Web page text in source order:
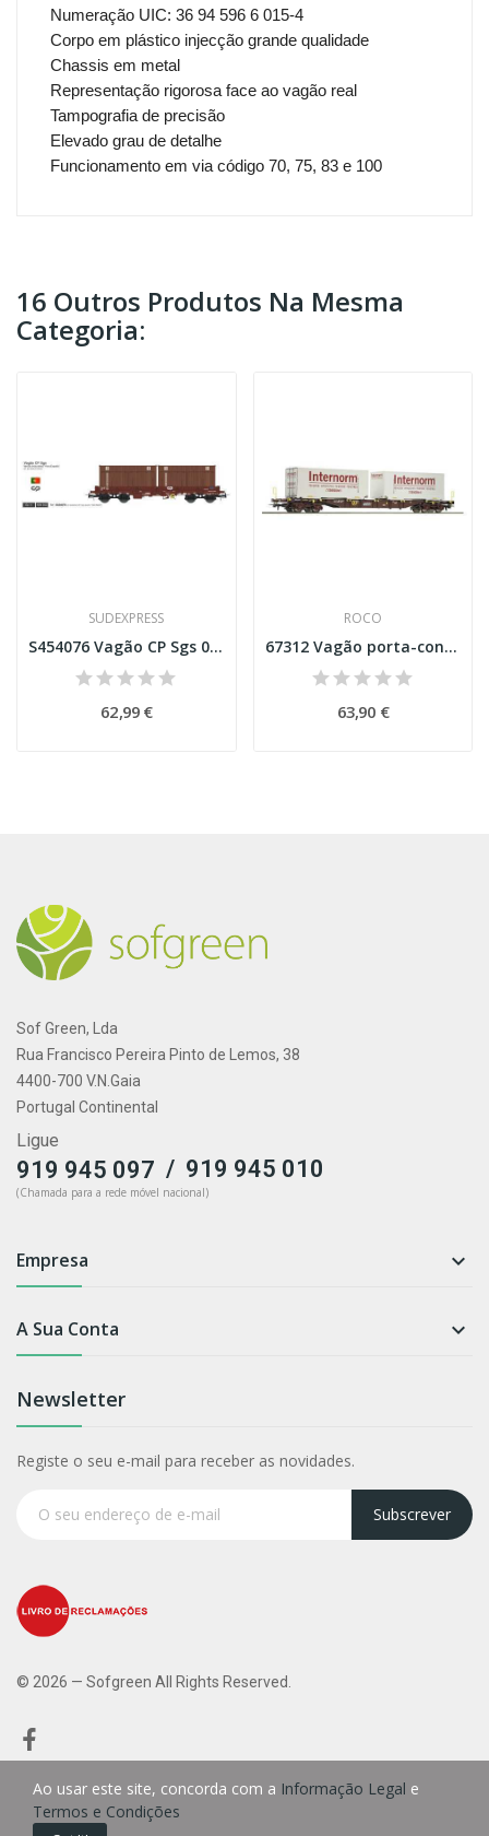
Numeração UIC: 36 94 596 6 015-4
Corpo em plástico injecção grande qualidade
Chassis em metal
Representação rigorosa face ao vagão real
Tampografia de precisão
Elevado grau de detalhe
Funcionamento em via código 70, 75, 83 e 100
16 Outros Produtos Na Mesma
Categoria:
SUDEXPRESS
S454076 Vagão CP Sgs 076-8 Esc H0
62,99 €
ROCO
67312 Vagão porta-contentores, ÖBB Esc H0
63,90 €
Sof Green, Lda
Rua Francisco Pereira Pinto de Lemos, 38
4400-700 V.N.Gaia
Portugal Continental
Ligue
919 945 097 / 919 945 010
(Chamada para a rede móvel nacional)
Empresa 
A Sua Conta 
Newsletter
Registe o seu e-mail para receber as novidades.
Subscrever
© 2026 — Sofgreen All Rights Reserved.
Ao usar este site, concorda com a Informação Legal e
Termos e Condições